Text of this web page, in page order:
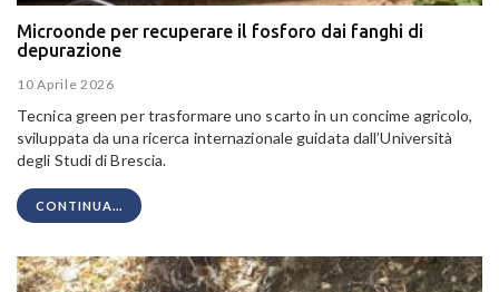
Microonde per recuperare il fosforo dai fanghi di
depurazione
10 Aprile 2026
Tecnica green per trasformare uno scarto in un concime agricolo,
sviluppata da una ricerca internazionale guidata dall’Università
degli Studi di Brescia.
CONTINUA...